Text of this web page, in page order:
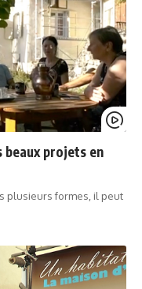
beaux projets en
plusieurs formes, il peut